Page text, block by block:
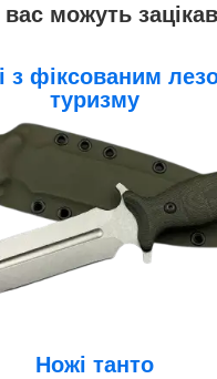
можуть
з фіксованим
туризму
Ножі танто